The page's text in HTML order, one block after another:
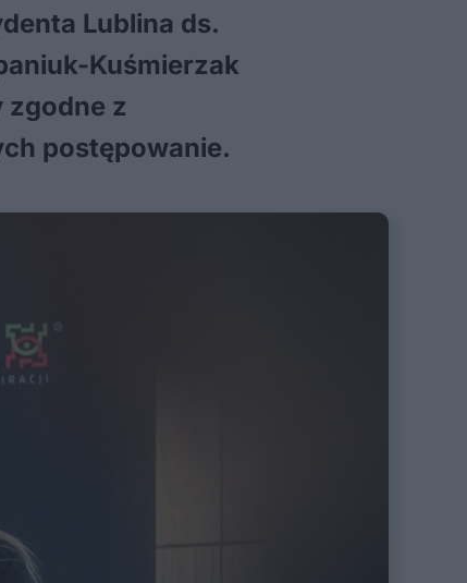
Lublina ds.
Kuśmierzak
zgodne z
postępowanie.